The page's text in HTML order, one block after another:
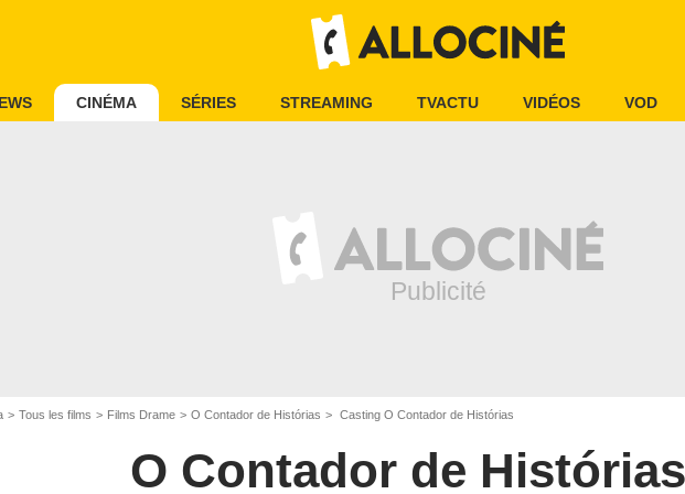
CINÉMA SÉRIES STREAMING TVACTU VIDÉOS VOD
Tous les films Films Drame O Contador de Histórias Casting O Contador de Histórias
O Contador de Histórias